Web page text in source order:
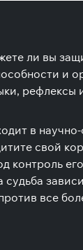
ли вы
и
в
свой
все